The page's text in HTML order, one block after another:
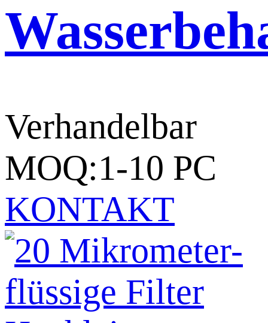
Verhandelbar
MOQ:1-10 PC
KONTAKT